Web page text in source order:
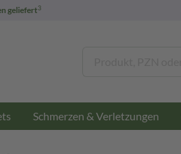
geliefert3
Schmerzen & Verletzungen